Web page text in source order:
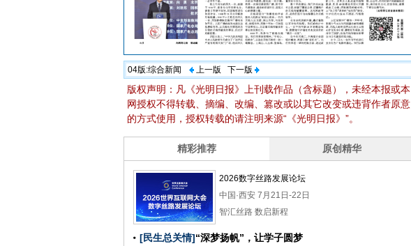
04版:综合新闻 上一版 下一版
版权声明：凡《光明日报》上刊载作品（含标题），未经本报或本
网授权不得转载、摘编、改编、篡改或以其它改变或违背作者原意
的方式使用，授权转载的请注明来源“《光明日报》”。